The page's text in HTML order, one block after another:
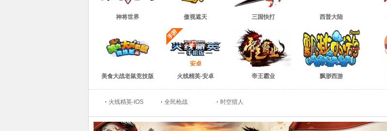
神将世界 傲视遮天 三国快打 西普大陆
美食大战老鼠竞技版 火线精英-安卓 帝王霸业 飘渺西游
火线精英-IOS 全民枪战 时空猎人